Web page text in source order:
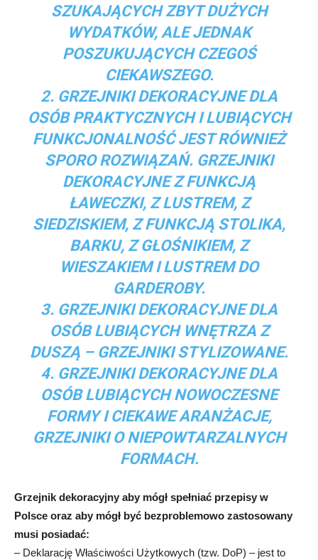
SZUKAJĄCYCH ZBYT DUŻYCH
WYDATKÓW, ALE JEDNAK
POSZUKUJĄCYCH CZEGOŚ
CIEKAWSZEGO.
2. GRZEJNIKI DEKORACYJNE DLA
OSÓB PRAKTYCZNYCH I LUBIĄCYCH
FUNKCJONALNOŚĆ JEST RÓWNIEŻ
SPORO ROZWIĄZAŃ. GRZEJNIKI
DEKORACYJNE Z FUNKCJĄ
ŁAWECZKI, Z LUSTREM, Z
SIEDZISKIEM, Z FUNKCJĄ STOLIKA,
BARKU, Z GŁOŚNIKIEM, Z
WIESZAKIEM I LUSTREM DO
GARDEROBY.
3. GRZEJNIKI DEKORACYJNE DLA
OSÓB LUBIĄCYCH WNĘTRZA Z
DUSZĄ – GRZEJNIKI STYLIZOWANE.
4. GRZEJNIKI DEKORACYJNE DLA
OSÓB LUBIĄCYCH NOWOCZESNE
FORMY I CIEKAWE ARANŻACJE,
GRZEJNIKI O NIEPOWTARZALNYCH
FORMACH.
Grzejnik dekoracyjny aby mógł spełniać przepisy w
Polsce oraz aby mógł być bezproblemowo zastosowany
musi posiadać:
– Deklarację Właściwości Użytkowych (tzw. DoP) – jest to